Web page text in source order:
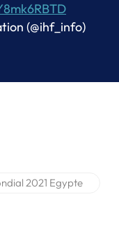
(@ihf_info)
2021 Egypte